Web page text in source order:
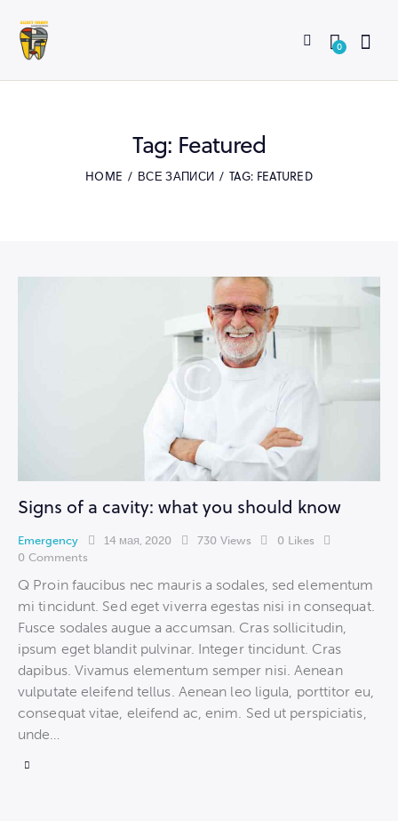
0
Tag: Featured
HOME ВСЕ ЗАПИСИ TAG: FEATURED
Signs of a cavity: what you should know
Emergency 14 мая, 2020 730 Views 0 Likes
0 Comments
Q Proin faucibus nec mauris a sodales, sed elementum
mi tincidunt. Sed eget viverra egestas nisi in consequat.
Fusce sodales augue a accumsan. Cras sollicitudin,
ipsum eget blandit pulvinar. Integer tincidunt. Cras
dapibus. Vivamus elementum semper nisi. Aenean
vulputate eleifend tellus. Aenean leo ligula, porttitor eu,
consequat vitae, eleifend ac, enim. Sed ut perspiciatis,
unde…